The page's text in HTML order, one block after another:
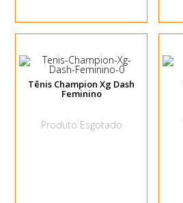
Tênis Champion Xg Dash
Feminino
Produto Esgotado